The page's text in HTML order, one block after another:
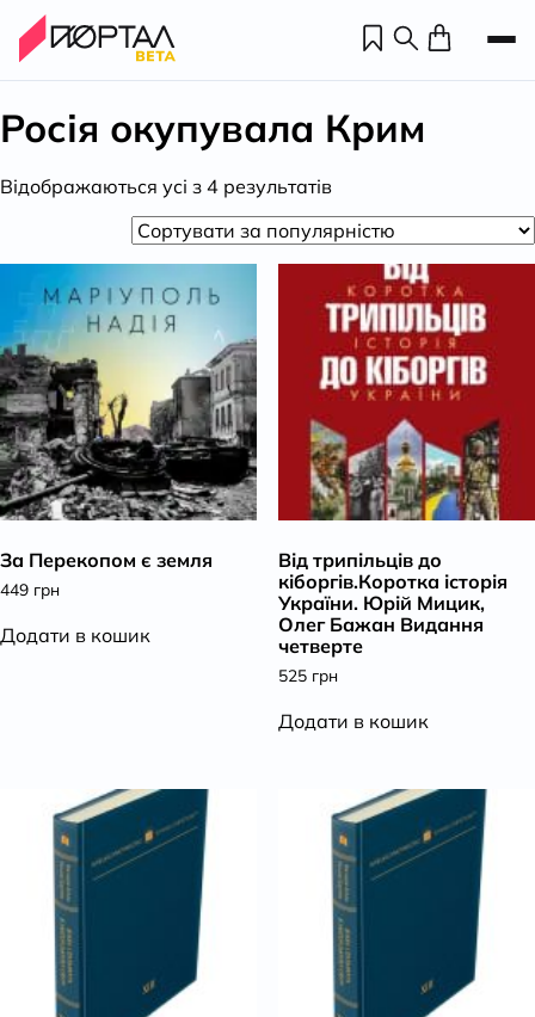
Росія окупувала Крим
Відображаються усі з 4 результатівВідсортовано
популярністю
За Перекопом є земля
449 грн
Додати в кошик
Від трипільців до
кіборгів.Коротка історія
України. Юрій Мицик,
Олег Бажан Видання
четверте
525 грн
Додати в кошик